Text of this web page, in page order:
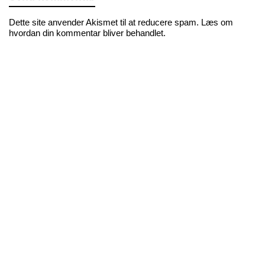
Dette site anvender Akismet til at reducere spam. Læs om
hvordan din kommentar bliver behandlet.